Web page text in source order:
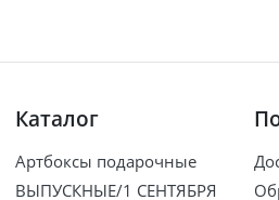
Каталог
Артбоксы подарочные
ВЫПУСКНЫЕ/1 СЕНТЯБРЯ